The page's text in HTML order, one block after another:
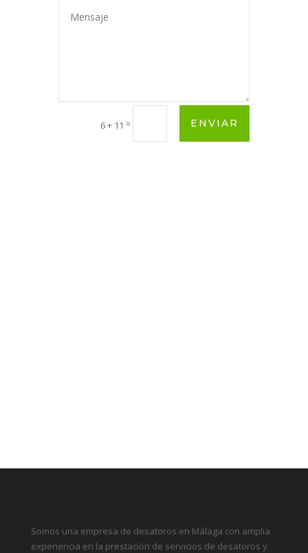
6 + 11 = ENVIAR
Somos una empresa de desatoros en Málaga con amplia
experiencia en la prestación de servicios de desatoros y